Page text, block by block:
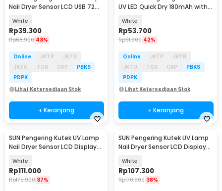
Nail Dryer Sensor LCD USB 72W
White
Rp39.300
Rp68.900 43%
Online JKTP
JKTB
JKTU
TGR CKP
PBKS
PDPK
Lihat Ketersediaan Stok
+ Keranjang
UV LED Quick Dry 180mAh with
White
Rp53.700
Rp91.900 42%
Online JKTP
JKTB
JKTU
TGR CKP
PBKS
PDPK
Lihat Ketersediaan Stok
+ Keranjang
SUN Pengering Kutek UV Lamp
Nail Dryer Sensor LCD Display
White
Rp111.000
Rp175.900 37%
SUN Pengering Kutek UV Lamp
Nail Dryer Sensor LCD Display
White
Rp107.300
Rp170.900 38%